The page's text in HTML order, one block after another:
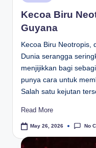
in
Kecoa Biru
Guyana
Kecoa Biru Neotropis,
Dunia serangga
menjijikkan bagi
punya cara untuk
Salah satu kejutan
Read More
May 26, 2026 No